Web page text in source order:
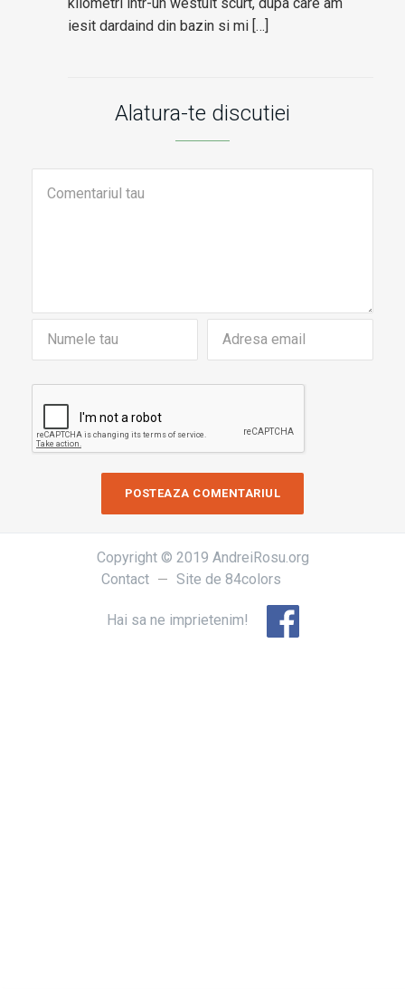
iesit dardaind din bazin si mi […]
Alatura-te discutiei
Copyright © 2019 AndreiRosu.org
Contact
Site de 84colors
Hai sa ne imprietenim!